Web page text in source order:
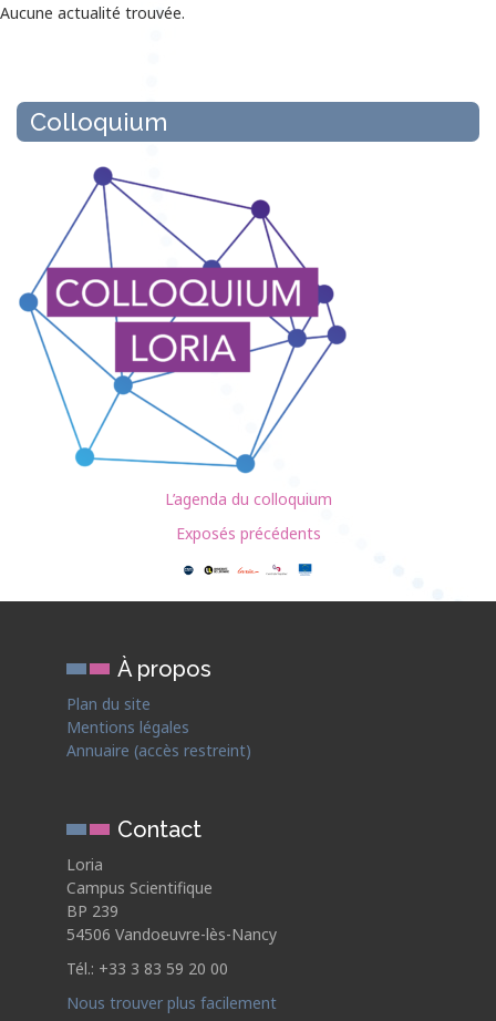
Aucune actualité trouvée.
Colloquium
L’agenda du colloquium
Exposés précédents
À propos
Plan du site
Mentions légales
Annuaire (accès restreint)
Contact
Loria
Campus Scientifique
BP 239
54506 Vandoeuvre-lès-Nancy
Tél.: +33 3 83 59 20 00
Nous trouver plus facilement